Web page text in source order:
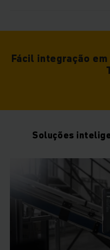
Fácil integração
Soluções